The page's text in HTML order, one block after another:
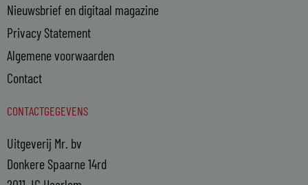
Nieuwsbrief en digitaal magazine
Privacy Statement
Algemene voorwaarden
Contact
CONTACTGEGEVENS
Uitgeverij Mr. bv
Donkere Spaarne 14rd